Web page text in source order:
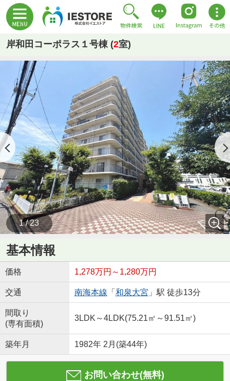
岸和田コーポラス１号棟 (2室)
1 / 23
基本情報
価格 1,278万円～1,280万円
交通 南海本線 「 和泉大宮 」駅 徒歩13分
間取り
(専有面積)
3LDK～4LDK(75.21㎡～91.51㎡)
築年月 1982年 2月(築44年)
お問い合わせ(無料)